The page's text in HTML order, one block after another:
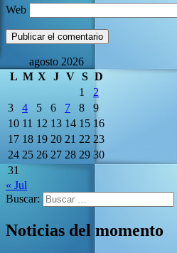
Web
agosto 2026
L M X J V S D
1
2
3
4 5 6 7 8
9
10 11 12 13 14 15 16
17 18 19 20 21 22 23
24 25 26 27 28 29 30
31
« Jul
Buscar:
Noticias del momento